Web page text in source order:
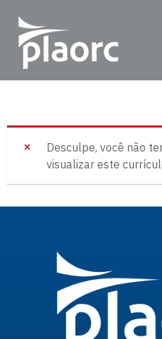
Desculpe, você não
visualizar este